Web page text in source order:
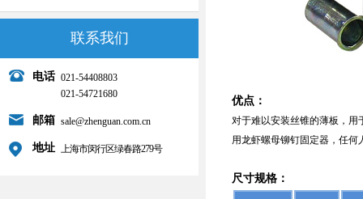
联系我们
电话 021-54408803
021-54721680
邮箱 sale@zhenguan.com.cn
地址 上海市闵行区绿春路279号
优点：
对于难以安装丝锥的薄板，用
用龙虾螺母铆钉固定器，任
尺寸规格：